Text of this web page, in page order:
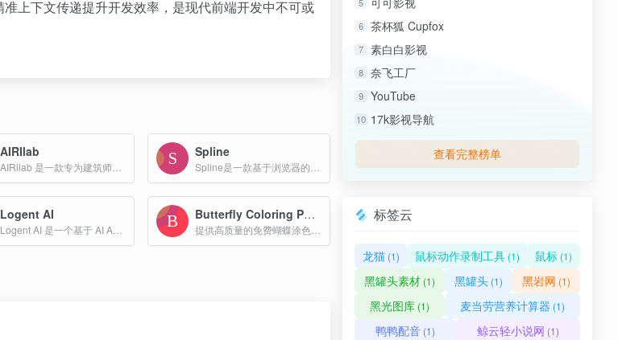
上下文传递提升开发效率，是现代前端开发中不可或
AIRIlab
AIRilab 是一款专为建筑师设计的AI工具，旨在帮助建筑师轻松生成高质量的建筑视觉效果。该工具由建筑师打造，适合零基础用户使用，能够随时访问并生成结果，且结果更可控。
Spline
Logent AI
Logent AI 是一个基于 AI Agent 技术的在线 Logo 生成器，旨在为用户提供快速、高效且专业化的品牌形象设计解决方案。
Butterfly Coloring Pages
6 茶杯狐 Cupfox
7 素白白影视
8 奈飞工厂
9 YouTube
10 17k影视导航
查看完整榜单
标签云
龙猫(1) 鼠标动作录制工具(1) 鼠标 (1)
黑罐头素材 (1) 黑罐头 (1) 黑岩网 (1)
黑光图库 (1) 麦当劳营养计算器 (1)
鸭鸭配音 (1) 鲸云轻小说网 (1)